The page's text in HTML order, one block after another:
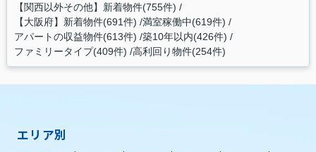
【関西以外その他】新着物件(755件)
【大阪府】新着物件(691件) 満室稼働中(619件)
アパートの収益物件(613件) 築10年以内(426件)
ファミリータイプ(409件) 高利回り物件(254件)
エリア別